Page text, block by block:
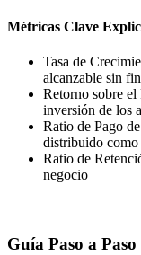
Métricas Clave
Tasa de
alcanzable sin
Retorno sobre
inversión de los
Ratio de Pago
distribuido
Ratio de
negocio
Guía Paso a